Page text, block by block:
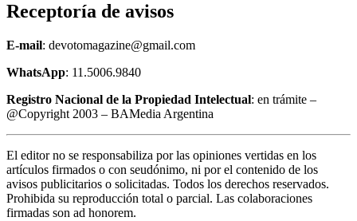
Receptoría de avisos
E-mail: devotomagazine@gmail.com
WhatsApp: 11.5006.9840
Registro Nacional de la Propiedad Intelectual: en trámite –
@Copyright 2003 – BAMedia Argentina
El editor no se responsabiliza por las opiniones vertidas en los
artículos firmados o con seudónimo, ni por el contenido de los
avisos publicitarios o solicitadas. Todos los derechos reservados.
Prohibida su reproducción total o parcial. Las colaboraciones
firmadas son ad honorem.